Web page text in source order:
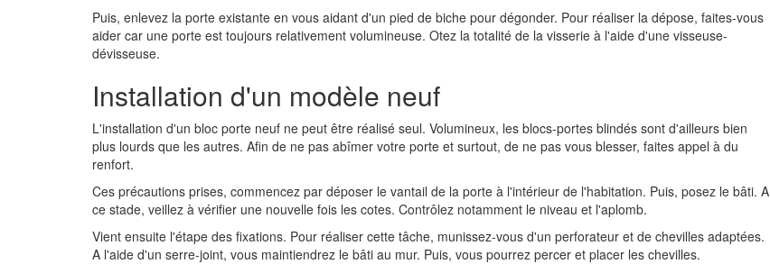
Puis, enlevez la porte existante en vous aidant d'un pied de biche pour dégonder. Pour réaliser la dépose, faites-vous
aider car une porte est toujours relativement volumineuse. Otez la totalité de la visserie à l'aide d'une visseuse-
dévisseuse.
Installation d'un modèle neuf
L'installation d'un bloc porte neuf ne peut être réalisé seul. Volumineux, les blocs-portes blindés sont d'ailleurs bien
plus lourds que les autres. Afin de ne pas abîmer votre porte et surtout, de ne pas vous blesser, faites appel à du
renfort.
Ces précautions prises, commencez par déposer le vantail de la porte à l'intérieur de l'habitation. Puis, posez le bâti. A
ce stade, veillez à vérifier une nouvelle fois les cotes. Contrôlez notamment le niveau et l'aplomb.
Vient ensuite l'étape des fixations. Pour réaliser cette tâche, munissez-vous d'un perforateur et de chevilles adaptées.
A l'aide d'un serre-joint, vous maintiendrez le bâti au mur. Puis, vous pourrez percer et placer les chevilles.